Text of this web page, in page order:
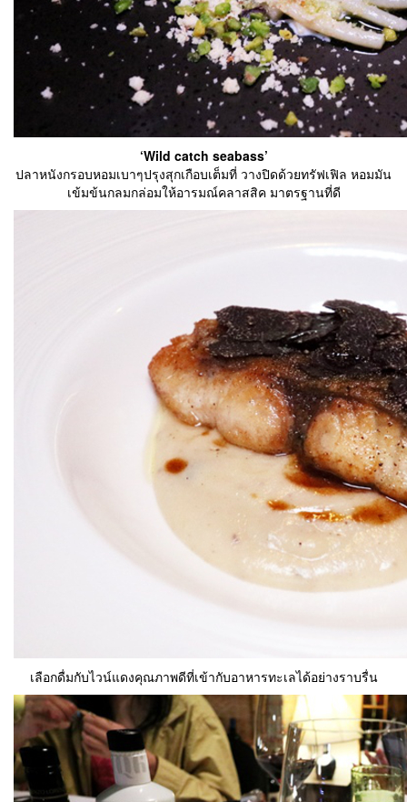
‘Wild catch seabass’
ปลาหนังกรอบหอมเบาๆปรุงสุกเกือบเต็มที่ วางปิดด้วยทรัฟเฟิล หอมมัน
เข้มข้นกลมกล่อมให้อารมณ์คลาสสิค มาตรฐานที่ดี
เลือกดื่มกับไวน์แดงคุณภาพดีที่เข้ากับอาหารทะเลได้อย่างราบรื่น